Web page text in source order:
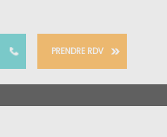
PRENDRE RDV